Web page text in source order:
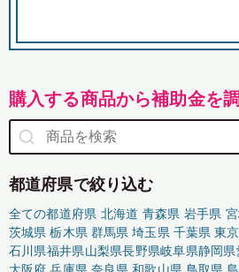
購入する商品から補助金を
都道府県で絞り込む
全ての都道府県 北海道 青森県 岩手県
茨城県 栃木県 群馬県 埼玉県 千葉県 東
石川県福井県山梨県長野県岐阜県静岡県